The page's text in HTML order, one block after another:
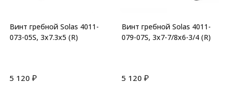
Винт гребной Solas 4011-
073-05S, 3x7.3x5 (R)
5 120 ₽
Винт гребной Solas 4011-
079-07S, 3x7-7/8x6-3/4 (R)
5 120 ₽